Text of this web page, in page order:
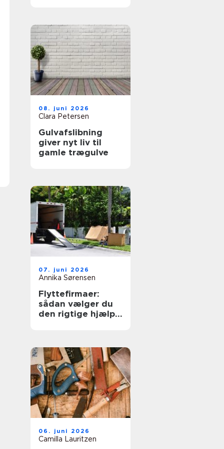
08. juni 2026
Clara Petersen
Gulvafslibning
giver nyt liv til
gamle trægulve
07. juni 2026
Annika Sørensen
Flyttefirmaer:
sådan vælger du
den rigtige hjælp
06. juni 2026
Camilla Lauritzen